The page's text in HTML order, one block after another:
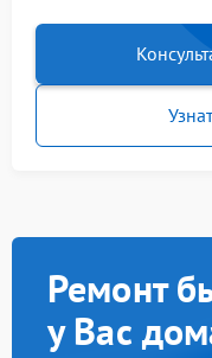
Ремонт
у Вас